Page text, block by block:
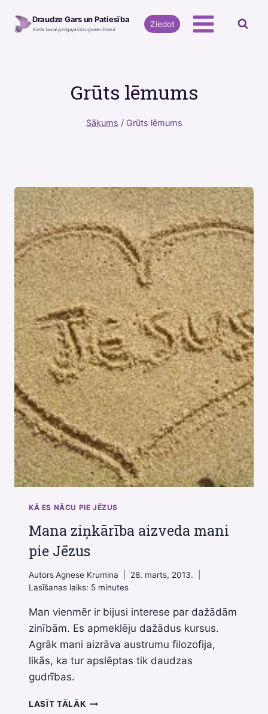
Draudze Gars un Patiesība
Vieta tavai garīgajai izaugsmei Dievā
Ziedot
Grūts lēmums
Sākums / Grūts lēmums
KĀ ES NĀCU PIE JĒZUS
Mana ziņkārība aizveda mani
pie Jēzus
AutorsAgnese Krumina
28. marts, 2013.
Lasīšanas laiks: 5 minutes
Man vienmēr ir bijusi interese par dažādām
zinībām. Es apmeklēju dažādus kursus.
Agrāk mani aizrāva austrumu filozofija,
likās, ka tur apslēptas tik daudzas
gudrības.
LASĪT TĀLĀKMANA